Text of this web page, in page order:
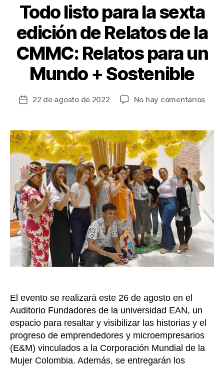
Todo listo para la sexta
edición de Relatos de la
CMMC: Relatos para un
Mundo + Sostenible
Fecha
entrada
22 de agosto de 2022 No hay comentariosen
para
la
la
para
un
El evento se realizará este 26 de agosto en el
Auditorio Fundadores de la universidad EAN, un
espacio para resaltar y visibilizar las historias y el
progreso de emprendedores y microempresarios
(E&M) vinculados a la Corporación Mundial de la
Mujer Colombia. Además, se entregarán los